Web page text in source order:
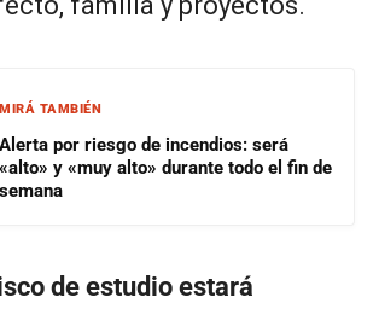
MIRÁ TAMBIÉN
Alerta por riesgo de incendios: será
«alto» y «muy alto» durante todo el fin de
semana
de estudio estará